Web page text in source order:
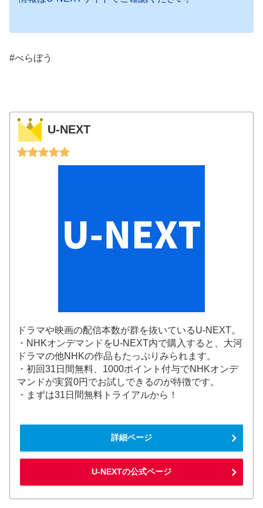
#べらぼう
U-NEXT
ドラマや映画の配信本数が群を抜いているU-NEXT。
・NHKオンデマンドをU-NEXT内で購入すると、大河
ドラマの他NHKの作品もたっぷりみられます。
・初回31日間無料、1000ポイント付与でNHKオンデ
マンドが実質0円でお試しできるのが特徴です。
・まずは31日間無料トライアルから！
詳細ページ
U-NEXTの公式ページ